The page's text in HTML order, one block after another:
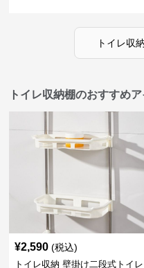
トイレ収納
トイレ収納棚のおすすめ
¥2,590 (税込)
トイレ収納 壁掛け二段式トイレ